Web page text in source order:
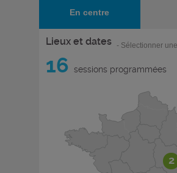
En centre
Lieux et dates - Sélectionner
16 sessions programmées
2